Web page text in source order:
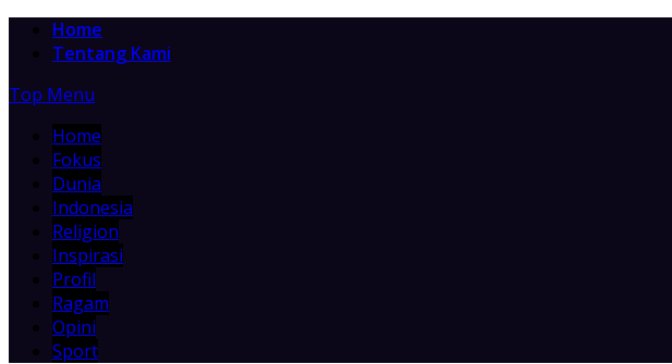
Home
Tentang Kami
Top Menu
Home
Fokus
Dunia
Indonesia
Religion
Inspirasi
Profil
Ragam
Opini
Sport